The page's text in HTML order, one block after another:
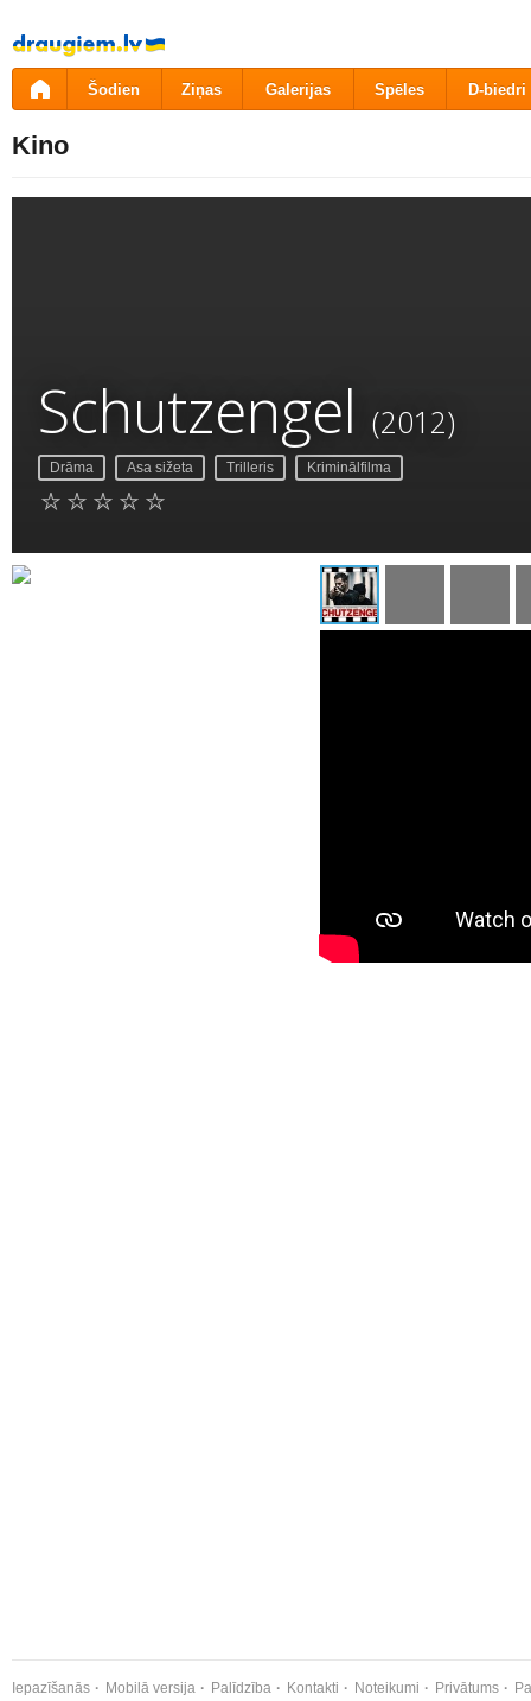
Pāriet
uz
saturu
Šodien Ziņas Galerijas Spēles D-biedri
Kino
Schutzengel (2012)
Drāma Asa sižeta Trilleris Kriminālfilma
Iepazīšanās Mobilā versija Palīdzība Kontakti Noteikumi Privātums